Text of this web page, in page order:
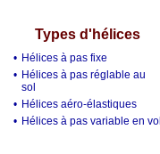
Types d'hélices
• Hélices à pas fixe
• Hélices à pas réglable au
sol
• Hélices aéro-élastiques
• Hélices à pas variable en vol